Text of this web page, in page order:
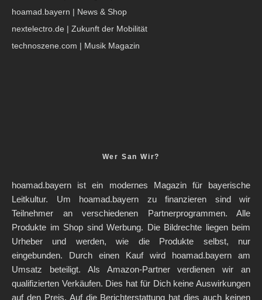
hoamad.bayern | News & Shop
nextelectro.de | Zukunft der Mobilität
technoszene.com | Musik Magazin
Wer San Wir?
hoamad.bayern ist ein modernes Magazin für bayerische
Leitkultur. Um hoamad.bayern zu finanzieren sind wir
Teilnehmer an verschiedenen Partnerprogrammen. Alle
Produkte im Shop sind Werbung. Die Bildrechte liegen beim
Urheber und werden, wie die Produkte selbst, nur
eingebunden. Durch einen Kauf wird hoamad.bayern am
Umsatz beteiligt. Als Amazon-Partner verdienen wir an
qualifizierten Verkäufen. Dies hat für Dich keine Auswirkungen
auf den Preis. Auf die Berichterstattung hat dies auch keinen